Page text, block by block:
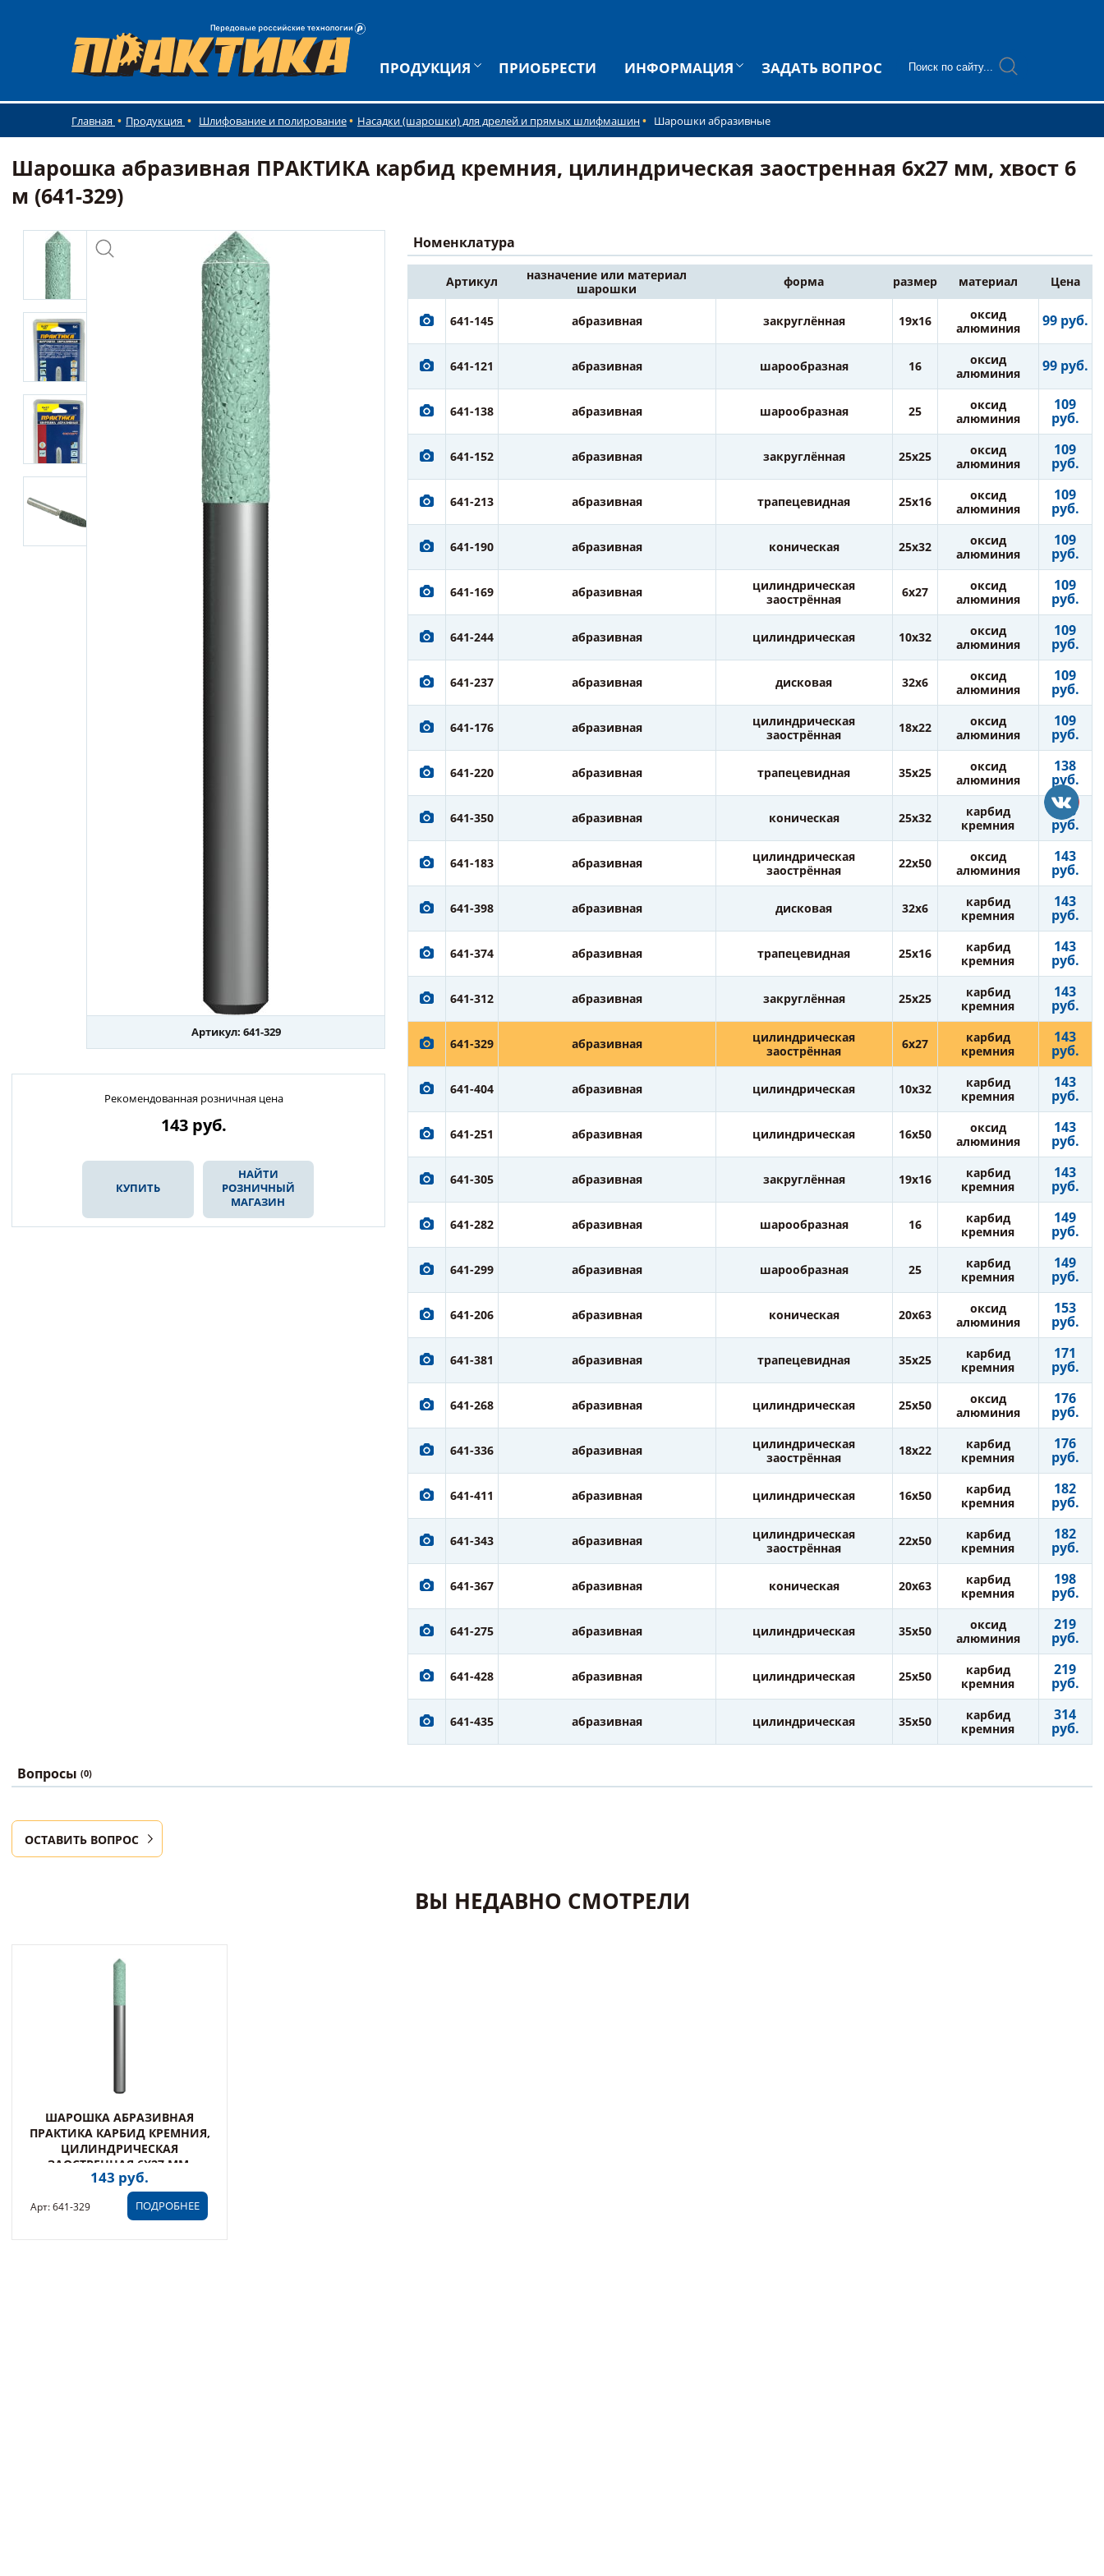
ПРОДУКЦИЯ ПРИОБРЕСТИ ИНФОРМАЦИЯ ЗАДАТЬ ВОПРОС
Главная Продукция Шлифование и полирование Насадки (шарошки) для дрелей и прямых шлифмашин Шарошки абразивные
Шарошка абразивная ПРАКТИКА карбид кремния, цилиндрическая заостренная 6х27 мм, хвост 6
м (641-329)
Артикул: 641-329
Рекомендованная розничная цена
143 руб.
КУПИТЬ
НАЙТИ
РОЗНИЧНЫЙ
МАГАЗИН
Номенклатура
Артикул
назначение или материал
шарошки
форма размер материал Цена
641-145 абразивная закруглённая 19х16
оксид
алюминия
99 руб.
641-121 абразивная шарообразная 16
оксид
алюминия
99 руб.
641-138 абразивная шарообразная 25
оксид
алюминия
109
руб.
641-152 абразивная закруглённая 25х25
оксид
алюминия
109
руб.
641-213 абразивная трапецевидная 25х16
оксид
алюминия
109
руб.
641-190 абразивная коническая 25х32
оксид
алюминия
109
руб.
641-169 абразивная
цилиндрическая
заострённая
6х27
оксид
алюминия
109
руб.
641-244 абразивная цилиндрическая 10х32
оксид
алюминия
109
руб.
641-237 абразивная дисковая 32х6
оксид
алюминия
109
руб.
641-176 абразивная
цилиндрическая
заострённая
18х22
оксид
алюминия
109
руб.
641-220 абразивная трапецевидная 35х25
оксид
алюминия
138
руб.
641-350 абразивная коническая 25х32
карбид
кремния
143
руб.
641-183 абразивная
цилиндрическая
заострённая
22х50
оксид
алюминия
143
руб.
641-398 абразивная дисковая 32х6
карбид
кремния
143
руб.
641-374 абразивная трапецевидная 25х16
карбид
кремния
143
руб.
641-312 абразивная закруглённая 25х25
карбид
кремния
143
руб.
641-329 абразивная
цилиндрическая
заострённая
6х27
карбид
кремния
143
руб.
641-404 абразивная цилиндрическая 10х32
карбид
кремния
143
руб.
641-251 абразивная цилиндрическая 16х50
оксид
алюминия
143
руб.
641-305 абразивная закруглённая 19х16
карбид
кремния
143
руб.
641-282 абразивная шарообразная 16
карбид
кремния
149
руб.
641-299 абразивная шарообразная 25
карбид
кремния
149
руб.
641-206 абразивная коническая 20х63
оксид
алюминия
153
руб.
641-381 абразивная трапецевидная 35х25
карбид
кремния
171
руб.
641-268 абразивная цилиндрическая 25х50
оксид
алюминия
176
руб.
641-336 абразивная
цилиндрическая
заострённая
18х22
карбид
кремния
176
руб.
641-411 абразивная цилиндрическая 16х50
карбид
кремния
182
руб.
641-343 абразивная
цилиндрическая
заострённая
22х50
карбид
кремния
182
руб.
641-367 абразивная коническая 20х63
карбид
кремния
198
руб.
641-275 абразивная цилиндрическая 35х50
оксид
алюминия
219
руб.
641-428 абразивная цилиндрическая 25х50
карбид
кремния
219
руб.
641-435 абразивная цилиндрическая 35х50
карбид
кремния
314
руб.
Вопросы (0)
ОСТАВИТЬ ВОПРОС
ВЫ НЕДАВНО СМОТРЕЛИ
ШАРОШКА АБРАЗИВНАЯ
ПРАКТИКА КАРБИД КРЕМНИЯ,
ЦИЛИНДРИЧЕСКАЯ
ЗАОСТРЕННАЯ 6Х27 ММ,
ХВОСТ 6 М (641-329)
143 руб.
ПОДРОБНЕЕ
Арт: 641-329